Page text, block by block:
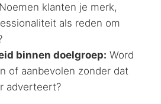
Noemen klanten je merk,
als reden om
binnen doelgroep: Word
of aanbevolen zonder dat
adverteert?